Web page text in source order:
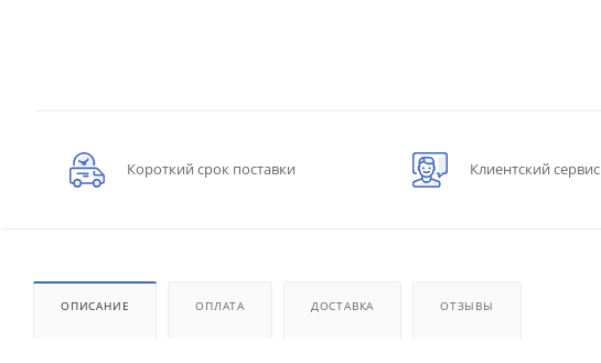
Короткий срок поставки Клиентский сервис
ОПИСАНИЕ ОПЛАТА ДОСТАВКА ОТЗЫВЫ